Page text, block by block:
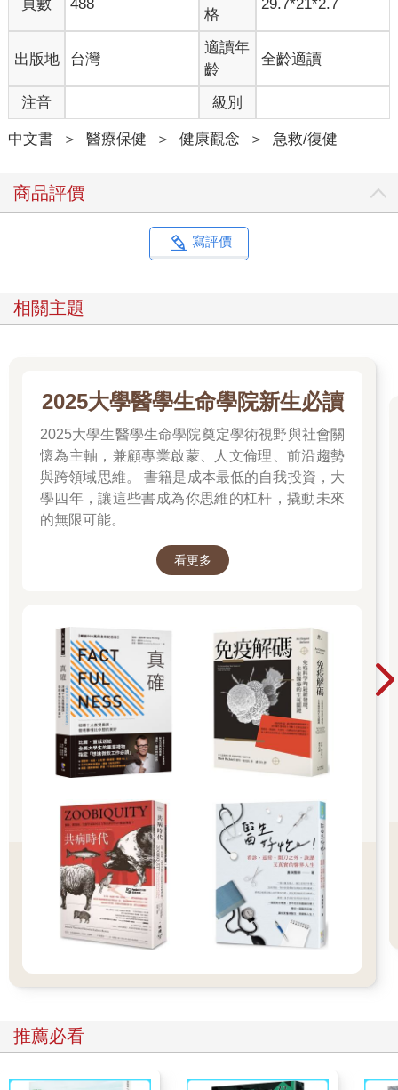
對於大部分的傷害來說，在受傷後的頭幾天，你必須採取一些方
式來減輕腫脹、促進血液流動與緩解疼痛，接著再透過動作與運
動來重建組織。但大多數人的做法剛好相反，他們的第一反應是
保護受傷區域（復原初期階段可被接受），但這可能演變成被動
的因應策略，導致迴避疼痛的循環不斷持續。當你減少活動，該
區域功能退化，再度受傷與發展成慢性疼痛的機率就會增加。
選項2：尋求替代治療
在重視高品質照護的設施裡，由專業物理治療師運用以科學為基
礎的方法實施面對面的治療──我們很難找到比這個更好的治療方
動，同時針對你個人需求與狀況實施徒手治療。如果你受傷嚴重
或需要重建手術的話，這可以說是最好的選項。
變等過度使用損傷、肌肉拉傷、關節扭傷、突然的急性疼痛或慢
性疼痛），要是你鄰近的診所遵循了失靈的復健制度，導致親自
付治療費用，才有可能取得更充足的醫療服務或有效的客製化照
護。而這些療法也不是沒有缺點的。
首先，這些服務對於多數人來說遙不可及，因為價格過於昂貴或
是在當地無法取得。即便你可以把輔助與替代療法納入考慮選
項，你也很難找到什麼療法會重視活動度與阻力訓練，但長期研
究顯示，活動度與阻力訓練最有助於緩解疼痛與傷害復健。
更令人擔憂的是，其中許多療法的商業模式建立在一種陳述之
以便不斷調整治療的重要性，即便這些治療可能毫無必要。醫療
照護人員的任務是幫助患者緩解症狀與恢復，而不是讓他們陷入
選項3：自我疼痛管理
由自己主導的疼痛與傷害管理是《復健科學》的核心重點。本書
目標是讓你以主動因應的策略（認知教育、動作與運動）聰明地
面對問題。透過認知教育，你將學會如何辨識與處理可能影響疼
痛經驗的因素。動作與運動則能幫助你打破疼痛循環、改善組織
能力，並增強對於身體系統的信心，最終提升我們運用自身能力
當你學會如何自我管理疼痛，並避免過度依賴藥物、手術或被動
療法時，身心就能獲得力量與韌性。問題在於：多數人不太了解
身心與症狀的關聯，或是該採取那些改善措施。大家不知道該相
信誰，以及如何過濾資訊以制定正確的治療計畫。於是大家陷入
困境，不斷更換計畫卻毫無進展。
我寫這本書，就是為了改變這樣的狀況。
成為你自己的物理治療師
本書目的是將科學知識化繁為簡，讓所有人都能理解，並提供因
 醫療與非醫療從業人員（包括醫生、物理治療師與私人教練
患，並尋求可供參考與執行的簡易治療方法與計畫。
頁數 488
格
29.7*21*2.7
出版地 台灣
適讀年
齡
全齡適讀
注音 級別
中文書 ＞ 醫療保健 ＞ 健康觀念 ＞ 急救/復健
商品評價
寫評價
相關主題
2025大學醫學生命學院新生必讀
2025大學生醫學生命學院奠定學術視野與社會關
懷為主軸，兼顧專業啟蒙、人文倫理、前沿趨勢
與跨領域思維。 書籍是成本最低的自我投資，大
學四年，讓這些書成為你思維的杠杆，撬動未來
的無限可能。
看更多
推薦必看